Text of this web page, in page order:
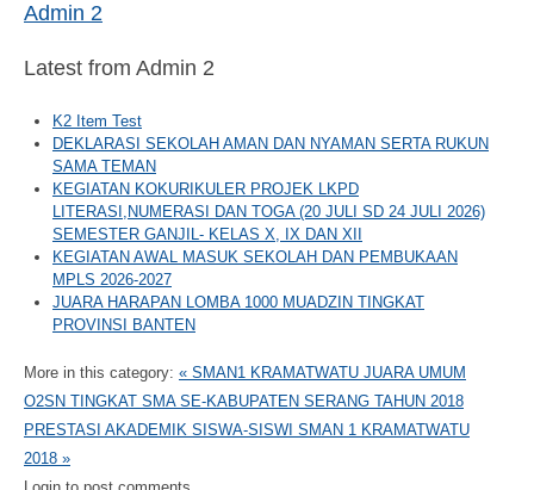
Admin 2
Latest from Admin 2
K2 Item Test
DEKLARASI SEKOLAH AMAN DAN NYAMAN SERTA RUKUN
SAMA TEMAN
KEGIATAN KOKURIKULER PROJEK LKPD
LITERASI,NUMERASI DAN TOGA (20 JULI SD 24 JULI 2026)
SEMESTER GANJIL- KELAS X, IX DAN XII
KEGIATAN AWAL MASUK SEKOLAH DAN PEMBUKAAN
MPLS 2026-2027
JUARA HARAPAN LOMBA 1000 MUADZIN TINGKAT
PROVINSI BANTEN
More in this category: « SMAN1 KRAMATWATU JUARA UMUM
O2SN TINGKAT SMA SE-KABUPATEN SERANG TAHUN 2018
PRESTASI AKADEMIK SISWA-SISWI SMAN 1 KRAMATWATU
2018 »